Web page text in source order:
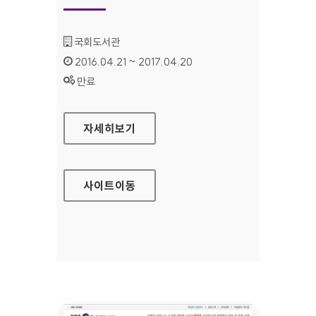
기관명 :
국회도서관
인증기간 :
2016.04.21 ~ 2017.04.20
상태 :
만료
국회도서관 대표 홈페이지
자세히보기
사이트이동